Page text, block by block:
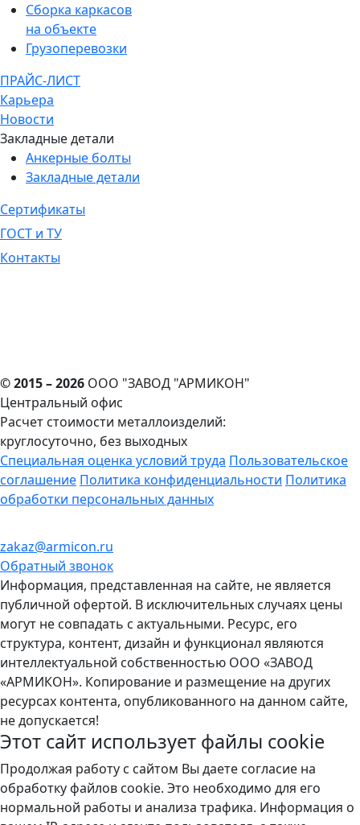
Сборка каркасов
на объекте
Грузоперевозки
ПРАЙС-ЛИСТ
Карьера
Новости
Закладные детали
Анкерные болты
Закладные детали
Сертификаты
ГОСТ и ТУ
Контакты
© 2015 – 2026 ООО "ЗАВОД "АРМИКОН"
Центральный офис
Расчет стоимости металлоизделий:
круглосуточно, без выходных
Cпециальная оценка условий труда Пользовательское
соглашение Политика конфиденциальности Политика
обработки персональных данных
zakaz@armicon.ru
Обратный звонок
Информация, представленная на сайте, не является
публичной офертой. В исключительных случаях цены
могут не совпадать с актуальными. Ресурс, его
структура, контент, дизайн и функционал являются
интеллектуальной собственностью ООО «ЗАВОД
«АРМИКОН». Копирование и размещение на других
ресурсах контента, опубликованного на данном сайте,
не допускается!
Этот сайт использует файлы cookie
Продолжая работу с сайтом Вы даете согласие на
обработку файлов cookie. Это необходимо для его
нормальной работы и анализа трафика. Информация о